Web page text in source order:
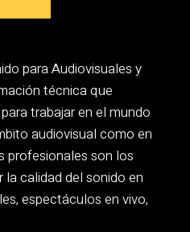
para Audiovisuales y
técnica que
trabajar en el mundo
audiovisual como en
profesionales son los
calidad del sonido en
espectáculos en vivo,